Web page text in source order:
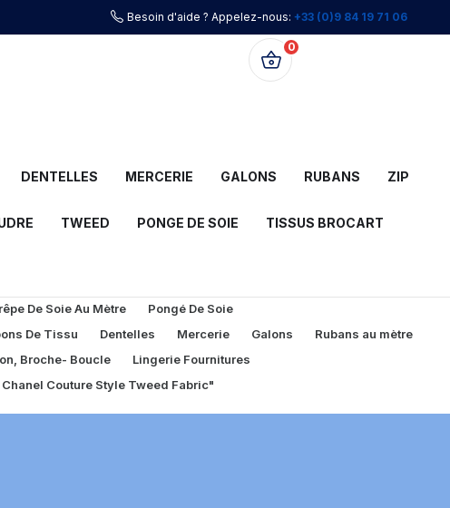
Besoin d'aide ? Appelez-nous: +33 (0)9 84 19 71 06
0
DENTELLES MERCERIE GALONS RUBANS ZIP
TWEED PONGE DE SOIE TISSUS BROCART
De Soie Au Mètre
Pongé De Soie
De Tissu Dentelles Mercerie Galons
Rubans au mètre
Broche- Boucle
Lingerie Fournitures
Couture Style Tweed Fabric"